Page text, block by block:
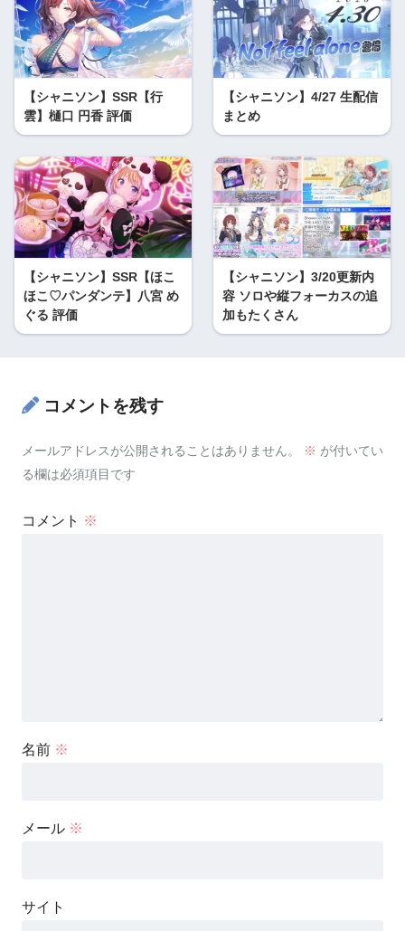
【シャニソン】SSR【行
雲】樋口 円香 評価
【シャニソン】4/27 生配信
まとめ
【シャニソン】SSR【ほこ
ほこ♡パンダンテ】八宮 め
ぐる 評価
【シャニソン】3/20更新内
容 ソロや縦フォーカスの追
加もたくさん
コメントを残す
メールアドレスが公開されることはありません。 ※ が付いてい
る欄は必須項目です
コメント ※
名前 ※
メール ※
サイト